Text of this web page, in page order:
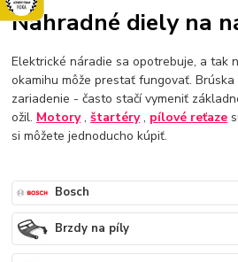
Nahradné diely na
Elektrické náradie sa opotrebuje, a tak
okamihu môže prestať fungovať.
zariadenie - často stačí vymeniť
ožil. Motory,štartéry, pílové reťaze
si môžete jednoducho kúpiť.
Bosch
Brzdy na píly